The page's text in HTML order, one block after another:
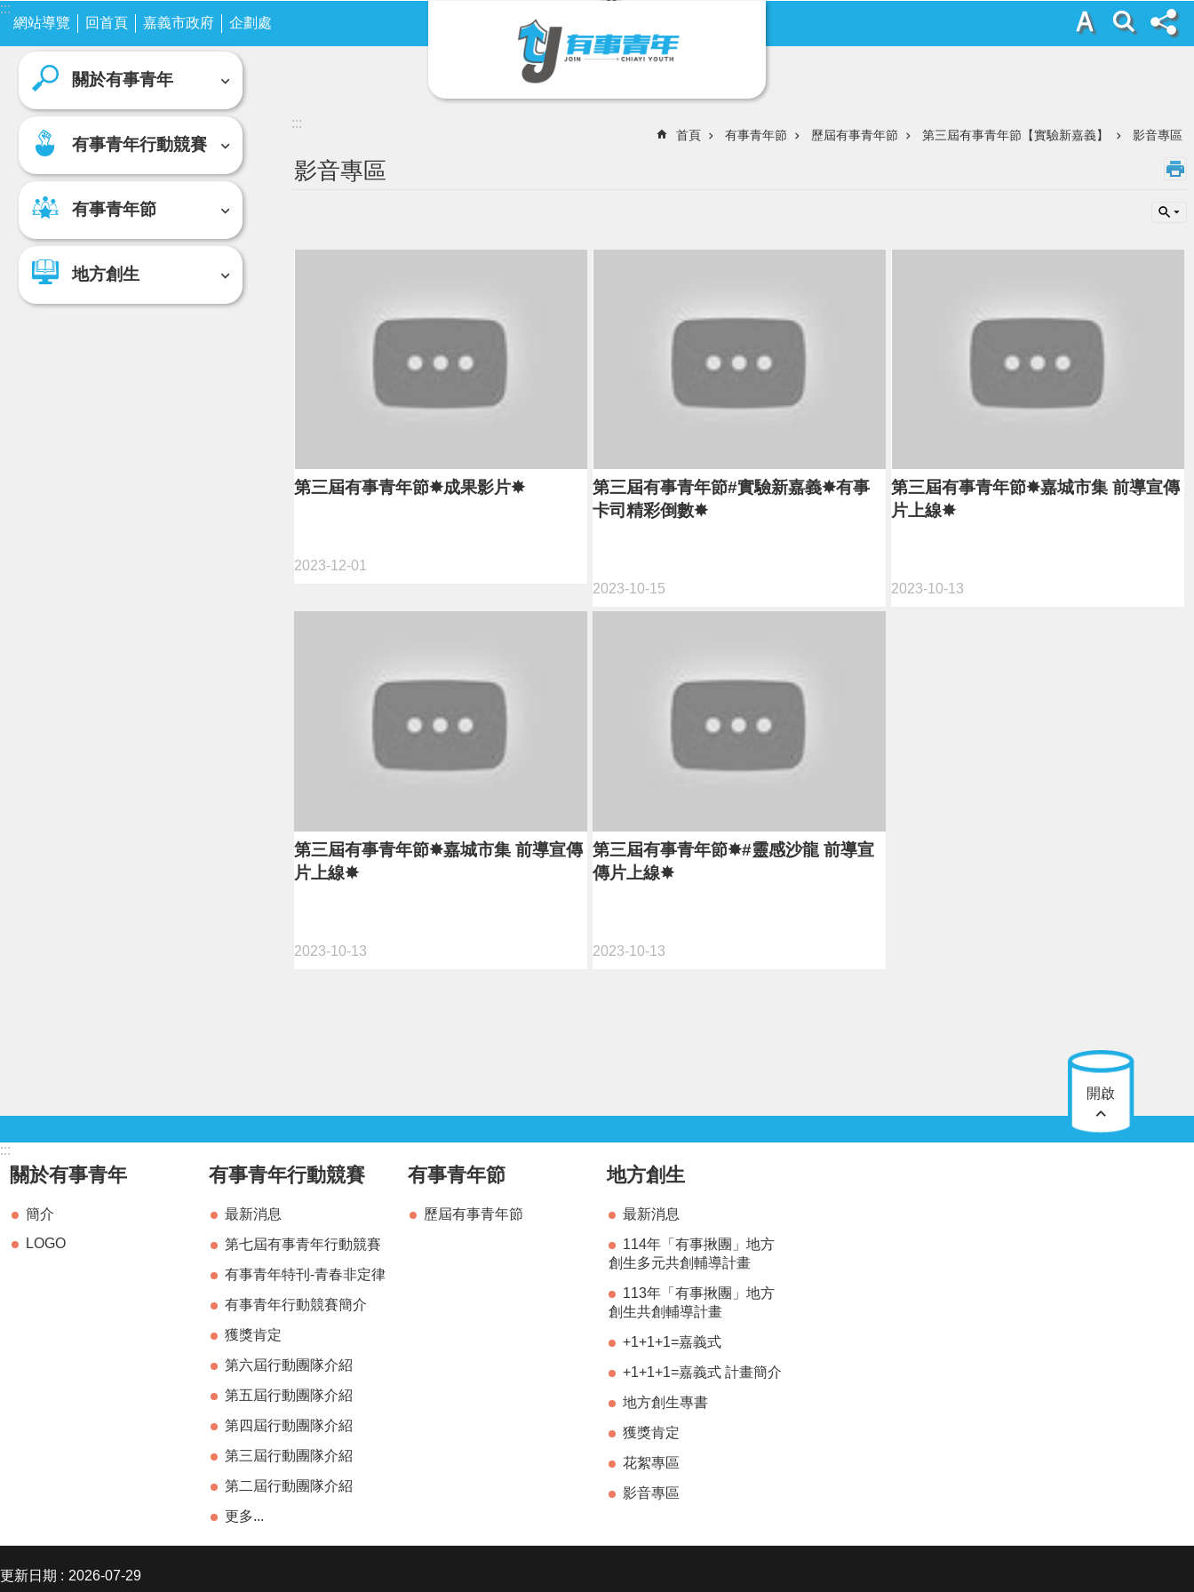
跳到主要內容區塊
關於有事青年
有事青年行動競賽
有事青年節
地方創生
:::
關於有事青年 有事青年行動競賽 有事青年節
網站導覽 回首頁 嘉義市政府 企劃處
:::
首頁 有事青年節 歷屆有事青年節 第三屆有事青年節【實驗新嘉義】 影音專區
影音專區
第三屆有事青年節✸成果影片✸
2023-12-01
第三屆有事青年節#實驗新嘉義✸有事
卡司精彩倒數✸
2023-10-15
第三屆有事青年節✸嘉城市集 前導宣傳
片上線✸
2023-10-13
第三屆有事青年節✸嘉城市集 前導宣傳
片上線✸
2023-10-13
第三屆有事青年節✸#靈感沙龍 前導宣
傳片上線✸
2023-10-13
開啟
:::
關於有事青年
簡介
LOGO
有事青年行動競賽
最新消息
第七屆有事青年行動競賽
有事青年特刊-青春非定律
有事青年行動競賽簡介
獲獎肯定
第六屆行動團隊介紹
第五屆行動團隊介紹
第四屆行動團隊介紹
第三屆行動團隊介紹
第二屆行動團隊介紹
更多...
有事青年節
歷屆有事青年節
地方創生
最新消息
114年「有事揪團」地方
創生多元共創輔導計畫
113年「有事揪團」地方
創生共創輔導計畫
+1+1+1=嘉義式
+1+1+1=嘉義式 計畫簡介
地方創生專書
獲獎肯定
花絮專區
影音專區
更新日期 2026-07-29